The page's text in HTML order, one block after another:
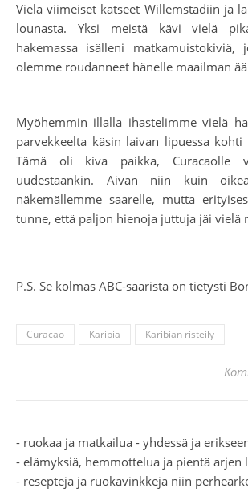
Vielä viimeiset katseet Willemstadiin ja
lounasta. Yksi meistä kävi vielä
hakemassa isälleni
olemme roudanneet hänelle maailman
Myöhemmin illalla ihastelimme vielä
parvekkeelta käsin laivan lipuessa kohti
Tämä oli kiva paikka, Curacaolle
uudestaankin. Aivan niin kuin
näkemällemme saarelle, mutta
tunne, että paljon hienoja juttuja jäi vielä
P.S. Se kolmas ABC-saarista on tietysti
Curacao Karibia Karibian risteily
- ruokaa ja matkailua - yhdessä ja
- elämyksiä, hemmottelua ja pientä arjen
- reseptejä ja ruokavinkkejä niin